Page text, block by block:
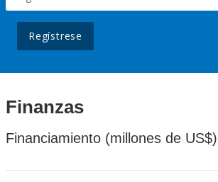
Regístrese
Finanzas
Financiamiento (millones de US$)